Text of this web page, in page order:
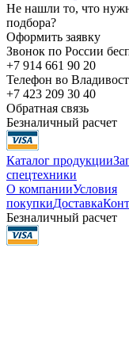
Не нашли то, что
подбора?
Оформить заявку
Звонок по России
+7 914 661 90 20
Телефон во
+7 423 209 30 40
Обратная связь
Безналичный расчет
Каталог продукции
спецтехники
О компанииУсловия
покупкиДоставка
Безналичный расчет